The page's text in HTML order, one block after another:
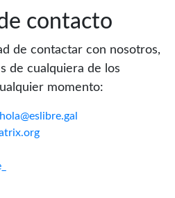
contacto
de contactar con nosotros,
de cualquiera de los
momento:
hola@eslibre.gal